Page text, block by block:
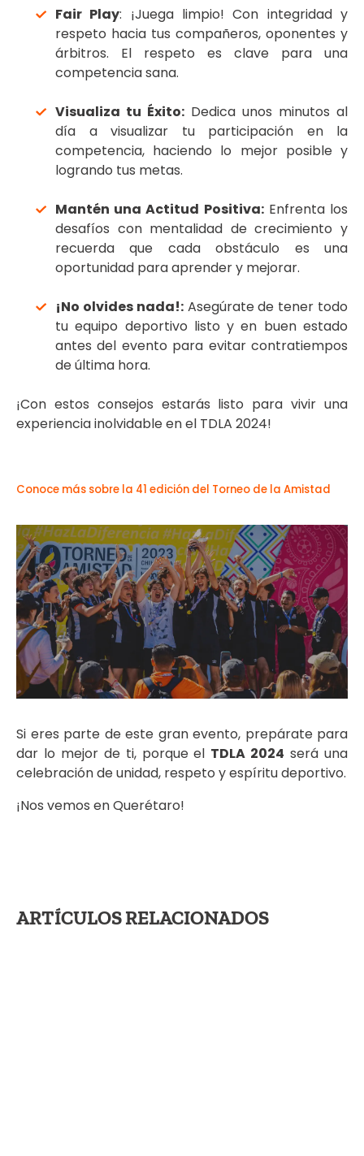
Fair Play: ¡Juega limpio! Con integridad y
respeto hacia tus compañeros, oponentes y
árbitros. El respeto es clave para una
competencia sana.
Visualiza tu Éxito: Dedica unos minutos al
día a visualizar tu participación en la
competencia, haciendo lo mejor posible y
logrando tus metas.
Mantén una Actitud Positiva:Enfrenta los
desafíos con mentalidad de crecimiento y
recuerda que cada obstáculo es una
oportunidad para aprender y mejorar.
¡No olvides nada!:Asegúrate de tener todo
tu equipo deportivo listo y en buen estado
antes del evento para evitar contratiempos
de última hora.
¡Con estos consejos estarás listo para vivir una
experiencia inolvidable en el TDLA 2024!
Conoce más sobre la 41 edición del Torneo de la Amistad
Si eres parte de este gran evento, prepárate para
dar lo mejor de ti, porque el TDLA 2024 será una
celebración de unidad, respeto y espíritu deportivo.
¡Nos vemos en Querétaro!
ARTÍCULOS RELACIONADOS